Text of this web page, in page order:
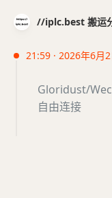
//iplc.best 搬运
21:59 · 2026年6月
Gloridust/
自由连接